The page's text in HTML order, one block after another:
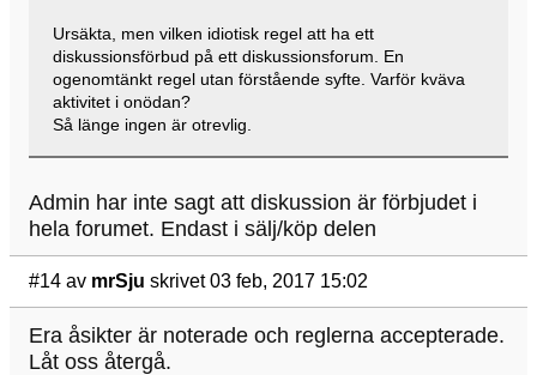
Ursäkta, men vilken idiotisk regel att ha ett
diskussionsförbud på ett diskussionsforum. En
ogenomtänkt regel utan förstående syfte. Varför kväva
aktivitet i onödan?
Så länge ingen är otrevlig.
Admin har inte sagt att diskussion är förbjudet i
hela forumet. Endast i sälj/köp delen
#14 av mrSju skrivet 03 feb, 2017 15:02
Era åsikter är noterade och reglerna accepterade.
Låt oss återgå.